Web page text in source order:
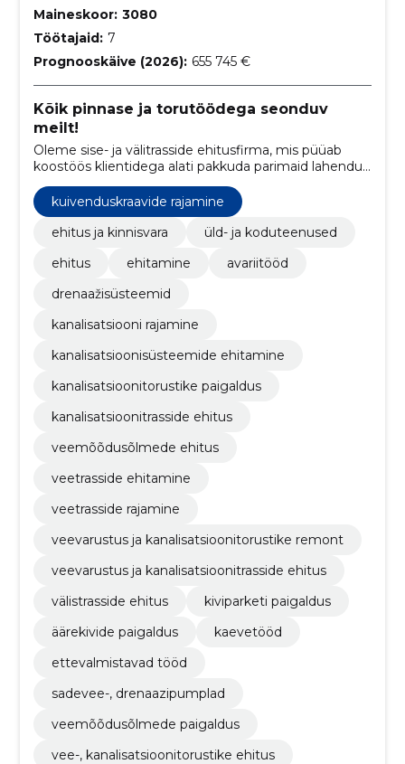
Maineskoor: 3080
Töötajaid: 7
Prognooskäive (2026): 655 745 €
Kõik pinnase ja torutöödega seonduv
meilt!
Oleme sise- ja välitrasside ehitusfirma, mis püüab
koostöös klientidega alati pakkuda parimaid lahendusi
ja teostust, kasutades keskkonnasäästlikke
meetodeid ning kaasaegseid, vastupidavaid ja
sertifitseeritud materjale.
kuivenduskraavide rajamine
ehitus ja kinnisvara
üld- ja koduteenused
ehitus
ehitamine
avariitööd
drenaažisüsteemid
kanalisatsiooni rajamine
kanalisatsioonisüsteemide ehitamine
kanalisatsioonitorustike paigaldus
kanalisatsioonitrasside ehitus
veemõõdusõlmede ehitus
veetrasside ehitamine
veetrasside rajamine
veevarustus ja kanalisatsioonitorustike remont
veevarustus ja kanalisatsioonitrasside ehitus
välistrasside ehitus
kiviparketi paigaldus
äärekivide paigaldus
kaevetööd
ettevalmistavad tööd
sadevee-, drenaazipumplad
veemõõdusõlmede paigaldus
vee-, kanalisatsioonitorustike ehitus